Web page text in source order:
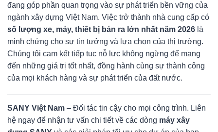
đang góp phần quan trọng vào sự phát triển bền vững của
ngành xây dựng Việt Nam. Việc trở thành nhà cung cấp có
số lượng xe, máy, thiết bị bán ra lớn nhất năm 2026 là
minh chứng cho sự tin tưởng và lựa chọn của thị trường.
Chúng tôi cam kết tiếp tục nỗ lực không ngừng để mang
đến những giá trị tốt nhất, đồng hành cùng sự thành công
của mọi khách hàng và sự phát triển của đất nước.
SANY Việt Nam – Đối tác tin cậy cho mọi công trình. Liên
hệ ngay để nhận tư vấn chi tiết về các dòng máy xây